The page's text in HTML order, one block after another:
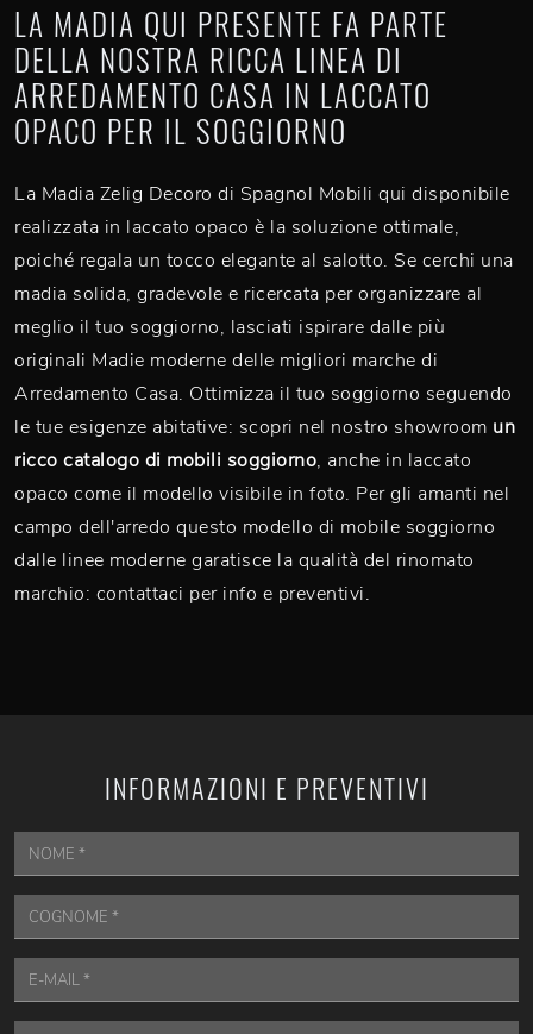
LA MADIA QUI PRESENTE FA PARTE
DELLA NOSTRA RICCA LINEA DI
ARREDAMENTO CASA IN LACCATO
OPACO PER IL SOGGIORNO
La Madia Zelig Decoro di Spagnol Mobili qui disponibile
realizzata in laccato opaco è la soluzione ottimale,
poiché regala un tocco elegante al salotto. Se cerchi una
madia solida, gradevole e ricercata per organizzare al
meglio il tuo soggiorno, lasciati ispirare dalle più
originali Madie moderne delle migliori marche di
Arredamento Casa. Ottimizza il tuo soggiorno seguendo
le tue esigenze abitative: scopri nel nostro showroom un
ricco catalogo di mobili soggiorno, anche in laccato
opaco come il modello visibile in foto. Per gli amanti nel
campo dell'arredo questo modello di mobile soggiorno
dalle linee moderne garatisce la qualità del rinomato
marchio: contattaci per info e preventivi.
INFORMAZIONI E PREVENTIVI